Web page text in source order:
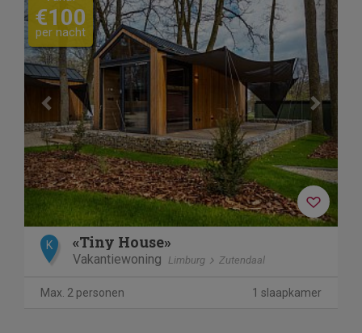
€100
per nacht
K «Tiny House»
Vakantiewoning Limburg Zutendaal
Max. 2 personen 1 slaapkamer